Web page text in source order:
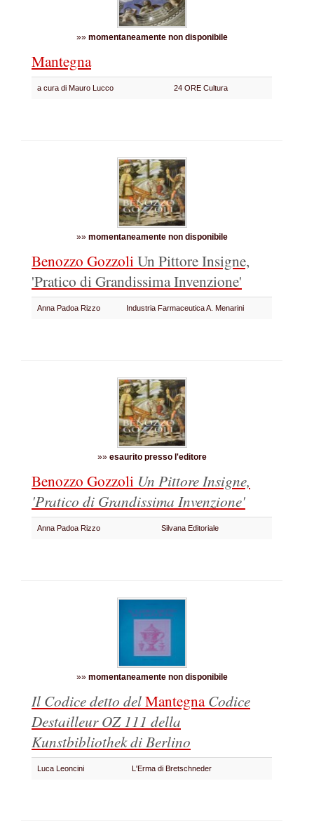
»» momentaneamente non disponibile
Mantegna
a cura di Mauro Lucco 24 ORE Cultura
»» momentaneamente non disponibile
Benozzo GozzoliUn Pittore Insigne,
'Pratico di Grandissima Invenzione'
Anna Padoa Rizzo Industria Farmaceutica A. Menarini
»» esaurito presso l'editore
Benozzo Gozzoli Un Pittore Insigne,
'Pratico di Grandissima Invenzione'
Anna Padoa Rizzo Silvana Editoriale
»» momentaneamente non disponibile
Il Codice detto delMantegnaCodice
Destailleur OZ 111 della
Kunstbibliothek di Berlino
Luca Leoncini L'Erma di Bretschneder